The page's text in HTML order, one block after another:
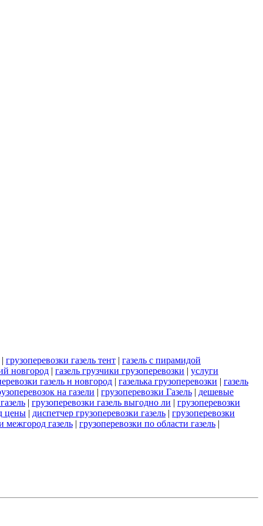
| грузоперевозки газель тент | газель с пирамидой
новгород | газель грузчики грузоперевозки | услуги
газель н новгород | газелька грузоперевозки | газель
на газели | грузоперевозки Газель | дешевые
| грузоперевозки газель выгодно ли | грузоперевозки
цены | диспетчер грузоперевозки газель | грузоперевозки
межгород газель | грузоперевозки по области газель |